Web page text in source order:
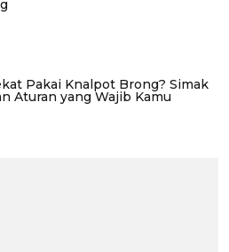
Pakai Knalpot Brong? Simak
Aturan yang Wajib Kamu